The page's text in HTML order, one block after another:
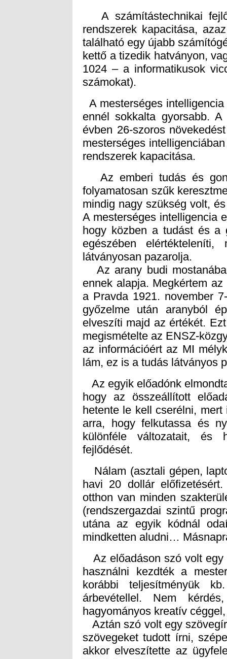
A számítástechnikai
rendszerek kapacitása,
található egy újabb
kettő a tizedik hatványon,
1024 – a informatikusok
számokat).
A mesterséges
ennél sokkalta gyorsabb.
évben 26-szoros
mesterséges
rendszerek kapacitása.
Az emberi tudás és
folyamatosan szűk
mindig nagy szükség volt,
A mesterséges
hogy közben a tudást és
egészében
látványosan pazarolja.
Az arany budi
ennek alapja. Megkértem
a Pravda 1921. november
győzelme után aranyból
elveszíti majd az értékét.
megismételte az ENSZ-
az információért az MI
lám, ez is a tudás látványos
Az egyik előadónk
hogy az összeállított
hetente le kell cserélni,
arra, hogy felkutassa és
különféle változatait, és
fejlődését.
Nálam (asztali gépen,
havi 20 dollár
otthon van minden
(rendszergazdai szintű
utána az egyik kódnál
mindketten aludni…
Az előadáson szó volt egy
használni kezdték a
korábbi teljesítményük
árbevétellel. Nem
hagyományos kreatív
Aztán szó volt egy
szövegeket tudott írni,
akkor elveszítette az
többit is. Akkor kapott
mondták: a te szövegeid
pedig megírja havi 8
korábban sikeres nyelvi